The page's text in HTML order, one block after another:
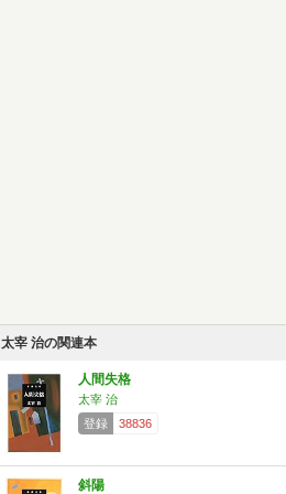
太宰 治の関連本
人間失格
太宰 治
登録
38836
斜陽